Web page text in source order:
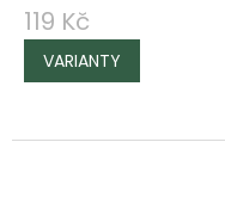
119 Kč